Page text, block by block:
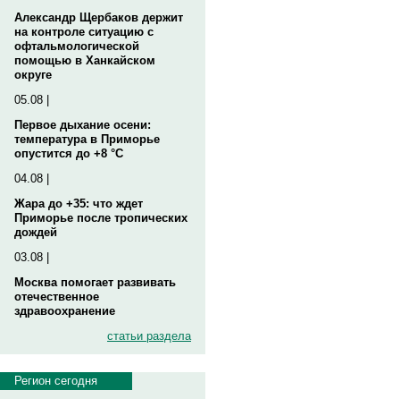
Александр Щербаков держит
на контроле ситуацию с
офтальмологической
помощью в Ханкайском
округе
05.08 |
Первое дыхание осени:
температура в Приморье
опустится до +8 °C
04.08 |
Жара до +35: что ждет
Приморье после тропических
дождей
03.08 |
Москва помогает развивать
отечественное
здравоохранение
статьи раздела
Регион сегодня